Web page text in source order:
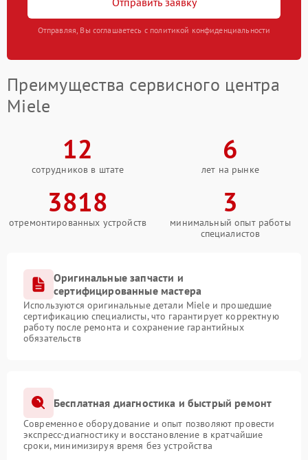
Отправляя, Вы соглашаетесь с политикой конфиденциальности
Преимущества сервисного центра
Miele
12
сотрудников в штате
6
лет на рынке
3818
отремонтированных устройств
3
минимальный опыт работы
специалистов
Оригинальные запчасти и
сертифицированные мастера
Используются оригинальные детали Miele и прошедшие
сертификацию специалисты, что гарантирует корректную
работу после ремонта и сохранение гарантийных
обязательств
Бесплатная диагностика и быстрый ремонт
Современное оборудование и опыт позволяют провести
экспресс-диагностику и восстановление в кратчайшие
сроки, минимизируя время без устройства